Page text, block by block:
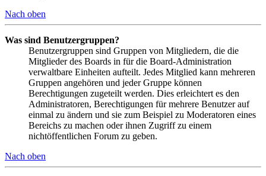
Nach oben
Was sind Benutzergruppen?
Benutzergruppen sind Gruppen von Mitgliedern, die die
Mitglieder des Boards in für die Board-Administration
verwaltbare Einheiten aufteilt. Jedes Mitglied kann mehreren
Gruppen angehören und jeder Gruppe können
Berechtigungen zugeteilt werden. Dies erleichtert es den
Administratoren, Berechtigungen für mehrere Benutzer auf
einmal zu ändern und sie zum Beispiel zu Moderatoren eines
Bereichs zu machen oder ihnen Zugriff zu einem
nichtöffentlichen Forum zu geben.
Nach oben